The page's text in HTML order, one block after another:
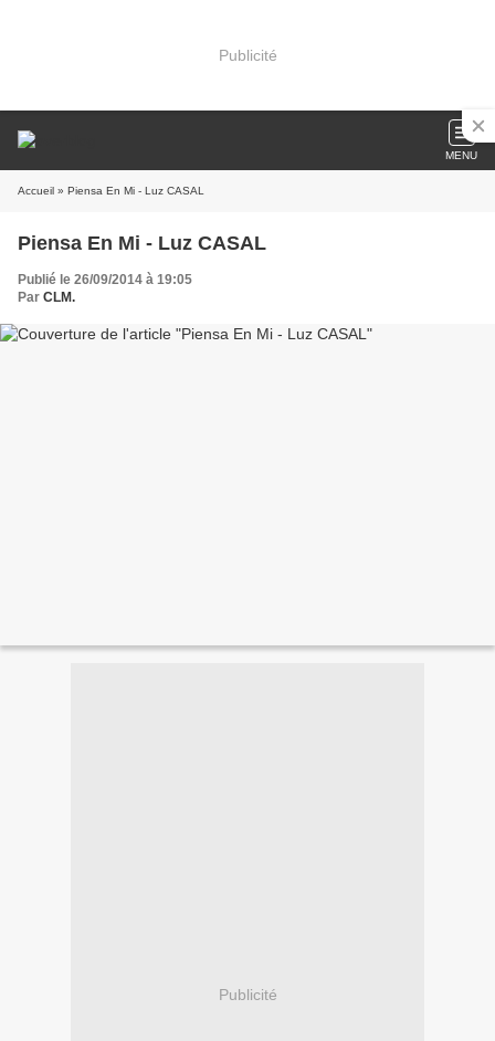
Publicité
MENU
Accueil » Piensa En Mi - Luz CASAL
Piensa En Mi - Luz CASAL
Publié le 26/09/2014 à 19:05
Par CLM.
Publicité